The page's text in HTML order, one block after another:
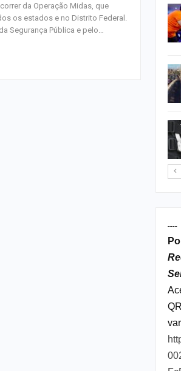
da Operação Midas, que
os estados e no Distrito Federal.
Segurança Pública e pelo…
Produção de petróleo em
Sergipe aumentou 1,7% em
junho
----